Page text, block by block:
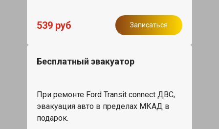
539 руб Записаться
Бесплатный эвакуатор
При ремонте Ford Transit connect ДВС,
эвакуация авто в пределах МКАД в
подарок.